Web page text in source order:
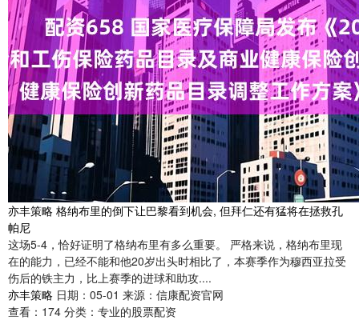
亦丰策略 格纳布里的倒下让巴黎看到机会, 但拜仁还有猛将在拯救孔
帕尼
这场5-4，恰好证明了格纳布里有多么重要。 严格来说，格纳布里现
在的能力，已经不能和他20岁出头时相比了，本赛季作为穆西亚拉受
伤后的铁主力，比上赛季的进球和助攻....
亦丰策略 日期：05-01 来源：信康配资官网
查看： 174 分类： 专业的股票配资